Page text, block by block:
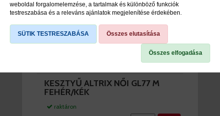
weboldal forgalomelemzése, a tartalmak és különböző funkciók
testreszabása és a releváns ajánlatok megjelenítése érdekében.
SÜTIK TESTRESZABÁSA Összes elutasítása
Összes elfogadása
FEHÉR/KÉK
raktáron
KESZTYŰ ALTRIX NŐI GL77 M
FEHÉR/KÉK
raktáron